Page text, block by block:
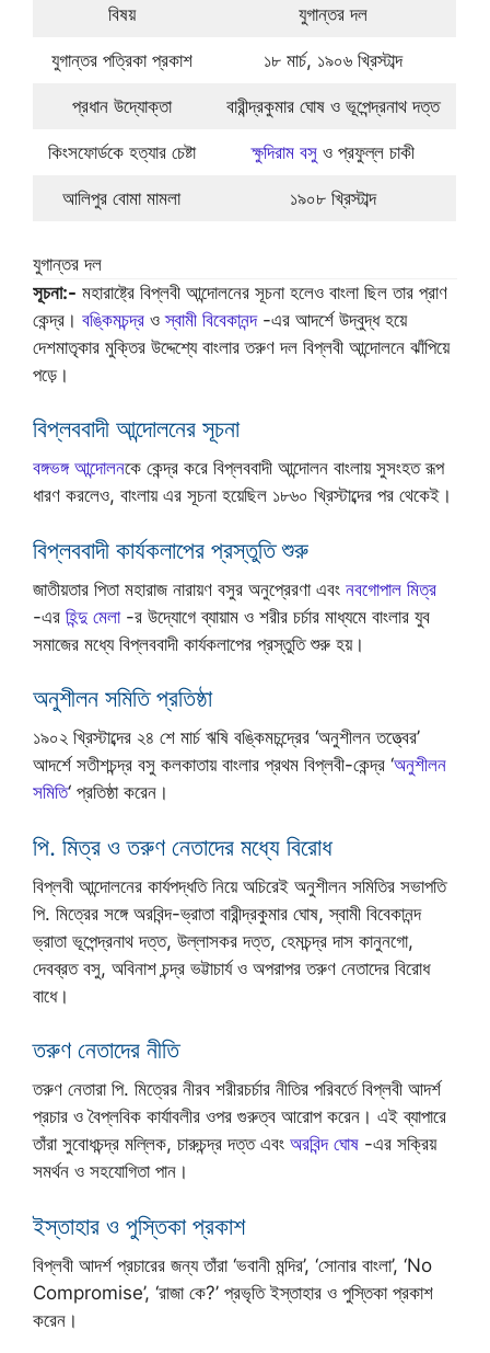
বিষয় যুগান্তর দল
যুগান্তর পত্রিকা প্রকাশ ১৮ মার্চ, ১৯০৬ খ্রিস্টাব্দ
প্রধান উদ্যোক্তা বারীন্দ্রকুমার ঘোষ ও ভূপেন্দ্রনাথ দত্ত
কিংসফোর্ডকে হত্যার চেষ্টা ক্ষুদিরাম বসু ও প্রফুল্ল চাকী
আলিপুর বোমা মামলা ১৯০৮ খ্রিস্টাব্দ
যুগান্তর দল
সূচনা:- মহারাষ্ট্রে বিপ্লবী আন্দোলনের সূচনা হলেও বাংলা ছিল তার প্রাণ
কেন্দ্র। বঙ্কিমচন্দ্র ওস্বামী বিবেকানন্দ-এর আদর্শে উদ্বুদ্ধ হয়ে
দেশমাতৃকার মুক্তির উদ্দেশ্যে বাংলার তরুণ দল বিপ্লবী আন্দোলনে ঝাঁপিয়ে
পড়ে।
বিপ্লববাদী আন্দোলনের সূচনা
বঙ্গভঙ্গ আন্দোলনকে কেন্দ্র করে বিপ্লববাদী আন্দোলন বাংলায় সুসংহত রূপ
ধারণ করলেও, বাংলায় এর সূচনা হয়েছিল ১৮৬০ খ্রিস্টাব্দের পর থেকেই।
বিপ্লববাদী কার্যকলাপের প্রস্তুতি শুরু
জাতীয়তার পিতা মহারাজ নারায়ণ বসুর অনুপ্রেরণা এবং নবগোপাল মিত্র
-এর হিন্দু মেলা-র উদ্যোগে ব্যায়াম ও শরীর চর্চার মাধ্যমে বাংলার যুব
সমাজের মধ্যে বিপ্লববাদী কার্যকলাপের প্রস্তুতি শুরু হয়।
অনুশীলন সমিতি প্রতিষ্ঠা
১৯০২ খ্রিস্টাব্দের ২৪ শে মার্চ ঋষি বঙ্কিমচন্দ্রের ‘অনুশীলন তত্ত্বের’
আদর্শে সতীশচন্দ্র বসু কলকাতায় বাংলার প্রথম বিপ্লবী-কেন্দ্র ‘অনুশীলন
সমিতি‘ প্রতিষ্ঠা করেন।
পি. মিত্র ও তরুণ নেতাদের মধ্যে বিরোধ
বিপ্লবী আন্দোলনের কার্যপদ্ধতি নিয়ে অচিরেই অনুশীলন সমিতির সভাপতি
পি. মিত্রের সঙ্গে অরবিন্দ-ভ্রাতা বারীন্দ্রকুমার ঘোষ, স্বামী বিবেকানন্দ
ভ্রাতা ভূপেন্দ্রনাথ দত্ত, উল্লাসকর দত্ত, হেমচন্দ্র দাস কানুনগো,
দেবব্রত বসু, অবিনাশ চন্দ্র ভট্টাচার্য ও অপরাপর তরুণ নেতাদের বিরোধ
বাধে।
তরুণ নেতাদের নীতি
তরুণ নেতারা পি. মিত্রের নীরব শরীরচর্চার নীতির পরিবর্তে বিপ্লবী আদর্শ
প্রচার ও বৈপ্লবিক কার্যাবলীর ওপর গুরুত্ব আরোপ করেন। এই ব্যাপারে
তাঁরা সুবোধচন্দ্র মল্লিক, চারুচন্দ্র দত্ত এবং অরবিন্দ ঘোষ -এর সক্রিয়
সমর্থন ও সহযোগিতা পান।
ইস্তাহার ও পুস্তিকা প্রকাশ
বিপ্লবী আদর্শ প্রচারের জন্য তাঁরা ‘ভবানী মন্দির’, ‘সোনার বাংলা’, ‘No
Compromise’, ‘রাজা কে?’ প্রভৃতি ইস্তাহার ও পুস্তিকা প্রকাশ
করেন।